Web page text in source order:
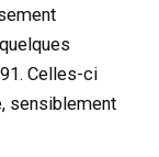
Celles-ci
sensiblement